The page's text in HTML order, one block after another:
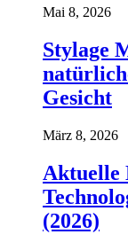
Mai 8, 2026
Stylage
Gesicht
März 8, 2026
Aktuelle
(2026)